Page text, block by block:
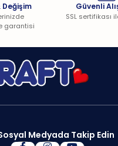
garantisi
Güvenli
SSL sertifikası
Medyada Takip Edin